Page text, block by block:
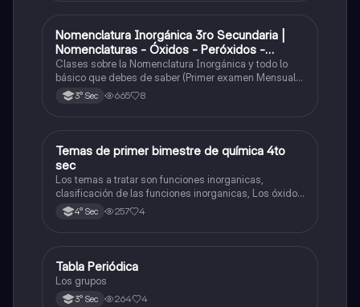
Química
Nomenclatura Inorgánica 3ro Secundaria |
Nomenclaturas - Óxidos - Peróxidos -
Hidróxido o Bases
Clases sobre la Nomenclatura Inorgánica y todo lo
básico que debes de saber (Primer examen Mensual
2025)3° Sec 665 8
Química
Temas de primer bimestre de química 4to
sec
Los temas a tratar son funciones inorganicas,
clasificación de las funciones inorganicas, Los óxidos
y los óxidos ácidos
4° Sec 257 4
Química
Tabla Periódica
Los grupos
3° Sec 264 4